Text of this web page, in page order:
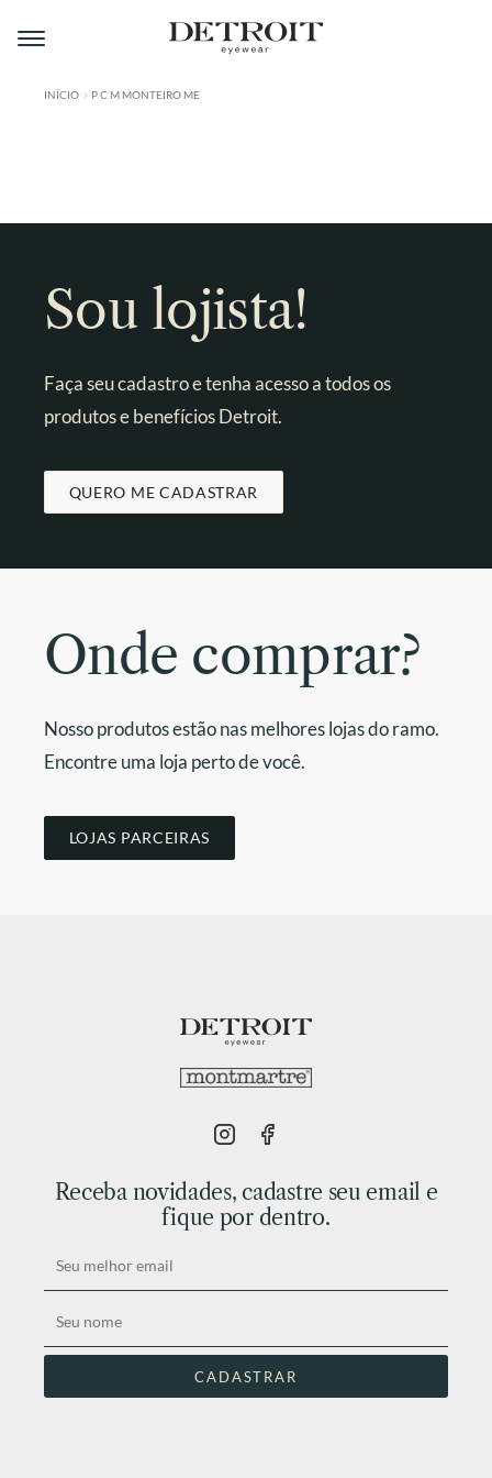
Pular
para
Pular
para
A MONTMARTRE
CONTATO
INÍCIO P C M MONTEIRO ME
Sou lojista!
Faça seu cadastro e tenha acesso a todos os
produtos e benefícios Detroit.
QUERO ME CADASTRAR
Onde comprar?
Nosso produtos estão nas melhores lojas do ramo.
Encontre uma loja perto de você.
LOJAS PARCEIRAS
Receba novidades, cadastre seu email e
fique por dentro.